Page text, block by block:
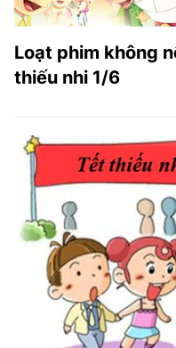
Loạt phim không
thiếu nhi 1/6